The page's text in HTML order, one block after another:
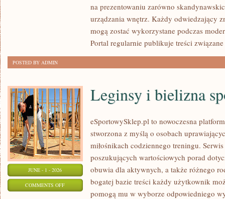
na prezentowaniu zarówno
urządzania wnętrz. Każdy odwiedzający
mogą zostać wykorzystane podczas
Portal regularnie publikuje treści
POSTED BY ADMIN
JUNE - 1 - 2026
COMMENTS OFFON
Leginsy i bielizna
eSportowySklep.pl to nowoczesna
stworzona z myślą o osobach
miłośnikach codziennego treningu.
poszukujących wartościowych porad
obuwia dla aktywnych, a także różnego
bogatej bazie treści każdy użytkownik
pomogą mu w wyborze odpowiedniego